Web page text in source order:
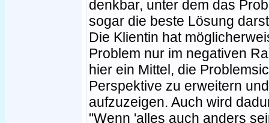
denkbar, unter dem das
sogar die beste Lösung
Die Klientin hat
Problem nur im negativen
hier ein Mittel, die
Perspektive zu erweitern
aufzuzeigen. Auch wird
"Wenn 'alles auch anders